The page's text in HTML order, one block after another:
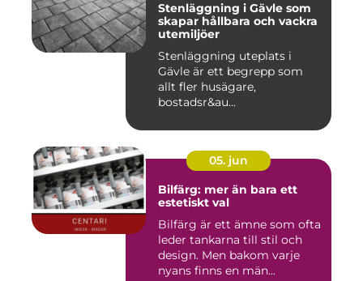
Stenläggning i Gävle som
skapar hållbara och vackra
utemiljöer
Stenläggning uteplats i
Gävle är ett begrepp som
allt fler husägare,
bostadsr&au...
05. jun
Bilfärg: mer än bara ett
estetiskt val
Bilfärg är ett ämne som ofta
leder tankarna till stil och
design. Men bakom varje
nyans finns en män...